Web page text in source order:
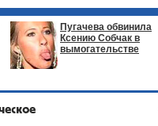
Пугачева обвинила
Ксению Собчак в
вымогательстве